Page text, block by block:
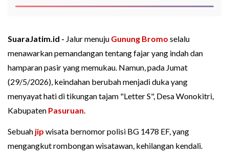
SuaraJatim.id - Jalur menuju Gunung Bromo selalu
menawarkan pemandangan tentang fajar yang indah dan
hamparan pasir yang memukau. Namun, pada Jumat
(29/5/2026), keindahan berubah menjadi duka yang
menyayat hati di tikungan tajam "Letter S", Desa Wonokitri,
Kabupaten Pasuruan.
Sebuah jip wisata bernomor polisi BG 1478 EF, yang
mengangkut rombongan wisatawan, kehilangan kendali.